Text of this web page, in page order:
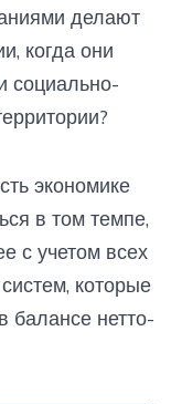
делают
когда они
социально-
экономике
в том темпе,
с учетом всех
которые
нетто-